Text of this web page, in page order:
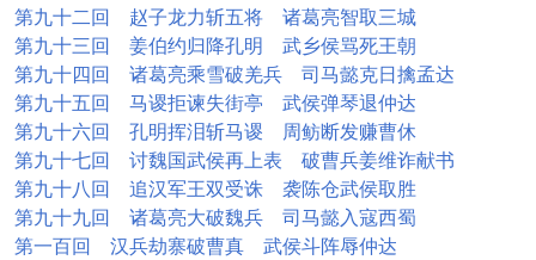
第九十二回 赵子龙力斩五将 诸葛亮智取三城
第九十三回 姜伯约归降孔明 武乡侯骂死王朝
第九十四回 诸葛亮乘雪破羌兵 司马懿克日擒孟达
第九十五回 马谡拒谏失街亭 武侯弹琴退仲达
第九十六回 孔明挥泪斩马谡 周鲂断发赚曹休
第九十七回 讨魏国武侯再上表 破曹兵姜维诈献书
第九十八回 追汉军王双受诛 袭陈仓武侯取胜
第九十九回 诸葛亮大破魏兵 司马懿入寇西蜀
第一百回 汉兵劫寨破曹真 武侯斗阵辱仲达